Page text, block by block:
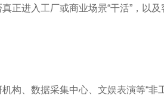
正进入工厂或商业场景“干活”，以
构、数据采集中心、文娱表演等“非